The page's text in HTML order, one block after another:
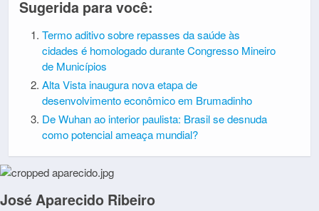
Sugerida para você:
Termo aditivo sobre repasses da saúde às
cidades é homologado durante Congresso Mineiro
de Municípios
Alta Vista inaugura nova etapa de
desenvolvimento econômico em Brumadinho
De Wuhan ao interior paulista: Brasil se desnuda
como potencial ameaça mundial?
José Aparecido Ribeiro